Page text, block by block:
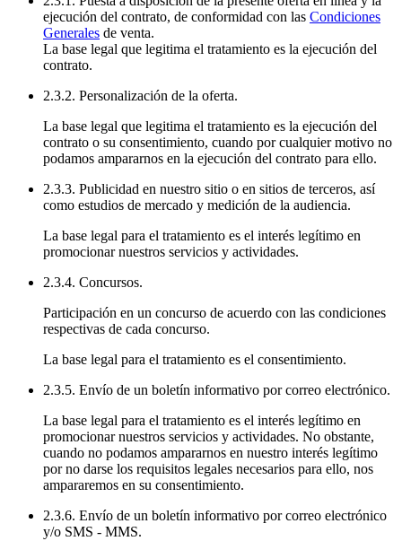
ejecución del contrato, de conformidad con las Condiciones
Generales de venta.
La base legal que legitima el tratamiento es la ejecución del
contrato.
2.3.2. Personalización de la oferta.
La base legal que legitima el tratamiento es la ejecución del
contrato o su consentimiento, cuando por cualquier motivo no
podamos ampararnos en la ejecución del contrato para ello.
2.3.3. Publicidad en nuestro sitio o en sitios de terceros, así
como estudios de mercado y medición de la audiencia.
La base legal para el tratamiento es el interés legítimo en
promocionar nuestros servicios y actividades.
2.3.4. Concursos.
Participación en un concurso de acuerdo con las condiciones
respectivas de cada concurso.
La base legal para el tratamiento es el consentimiento.
2.3.5. Envío de un boletín informativo por correo electrónico.
La base legal para el tratamiento es el interés legítimo en
promocionar nuestros servicios y actividades. No obstante,
cuando no podamos ampararnos en nuestro interés legítimo
por no darse los requisitos legales necesarios para ello, nos
ampararemos en su consentimiento.
2.3.6. Envío de un boletín informativo por correo electrónico
y/o SMS - MMS.